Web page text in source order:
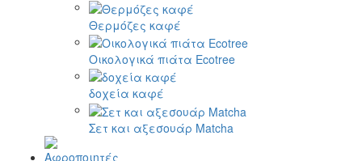
Θερμόζες καφέ
Οικολογικά πιάτα Ecotree
δοχεία καφέ
Σετ και αξεσουάρ Matcha